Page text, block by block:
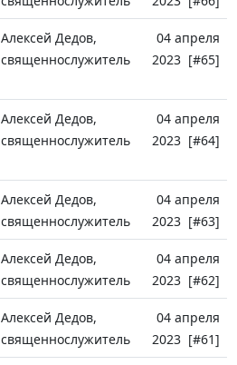
Алексей Дедов,
священнослужитель
04 апреля
2023 [#65]
Алексей Дедов,
священнослужитель
04 апреля
2023 [#64]
Алексей Дедов,
священнослужитель
04 апреля
2023 [#63]
Алексей Дедов,
священнослужитель
04 апреля
2023 [#62]
Алексей Дедов,
священнослужитель
04 апреля
2023 [#61]